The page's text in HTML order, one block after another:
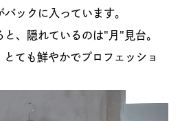
ックに入っています。
、隠れているのは"月"見台。
ても鮮やかでプロフェッショ